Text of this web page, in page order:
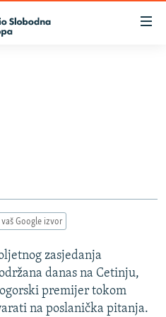
Google izvor
zasjedanja
danas na Cetinju,
premijer tokom
na poslanička pitanja.